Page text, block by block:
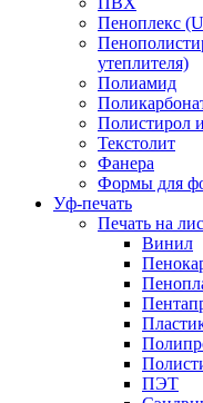
Пеноплекс
утеплителя)
Полиамид
Полистирол
Текстолит
Фанера
Формы для
Уф-печать
Печать на
Винил
ПЭТ